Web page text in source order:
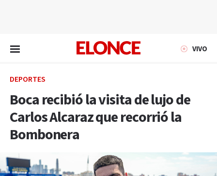
VIVO
DEPORTES
Boca recibió la visita de lujo de
Carlos Alcaraz que recorrió la
Bombonera